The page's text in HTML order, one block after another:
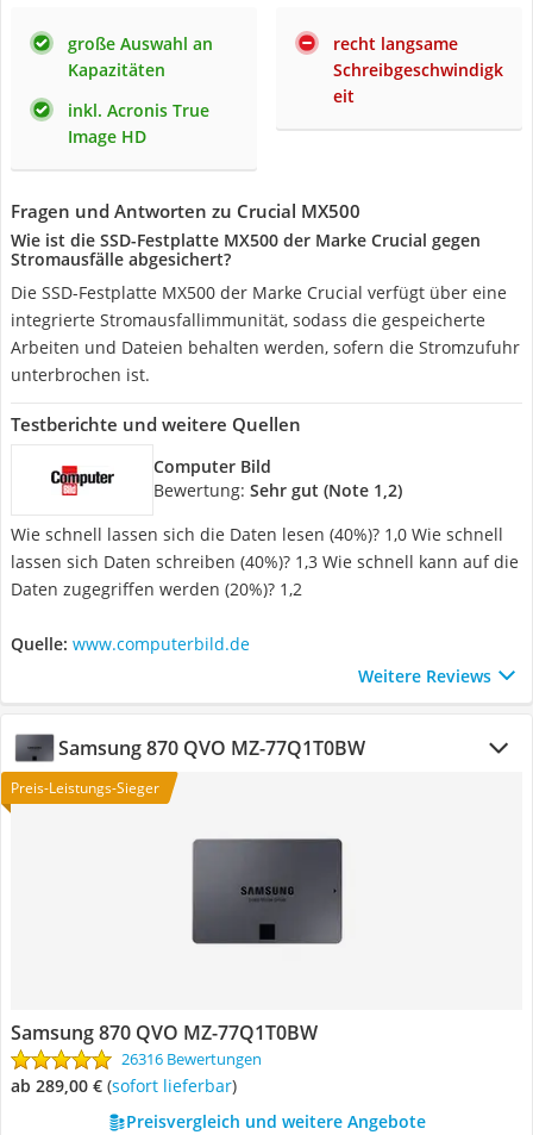
große Auswahl an
Kapazitäten
inkl. Acronis True
Image HD
recht langsame
Schreibgeschwindigk
eit
Fragen und Antworten zu Crucial MX500
Wie ist die SSD-Festplatte MX500 der Marke Crucial gegen
Stromausfälle abgesichert?
Die SSD-Festplatte MX500 der Marke Crucial verfügt über eine
integrierte Stromausfallimmunität, sodass die gespeicherte
Arbeiten und Dateien behalten werden, sofern die Stromzufuhr
unterbrochen ist.
Testberichte und weitere Quellen
Computer Bild
Bewertung: Sehr gut (Note 1,2)
Wie schnell lassen sich die Daten lesen (40%)? 1,0 Wie schnell
lassen sich Daten schreiben (40%)? 1,3 Wie schnell kann auf die
Daten zugegriffen werden (20%)? 1,2
Quelle: www.computerbild.de
Weitere Reviews
Samsung 870 QVO MZ-77Q1T0BW
Preis-Leistungs-Sieger
Samsung 870 QVO MZ-77Q1T0BW
26316 Bewertungen
ab 289,00 € ( Sofort lieferbar)
Preisvergleich und weitere Angebote